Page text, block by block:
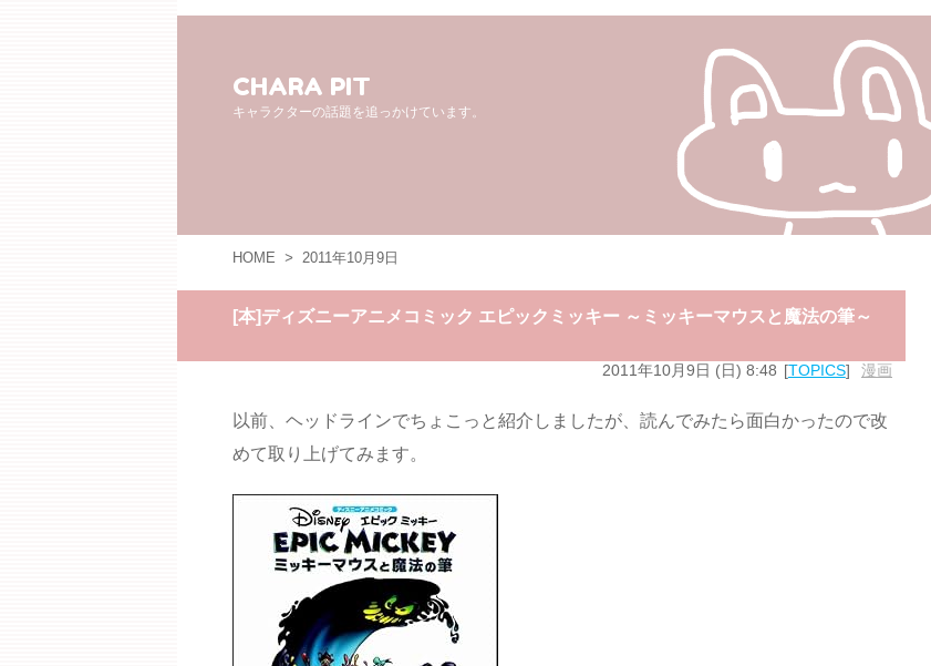
CHARA PIT
キャラクターの話題を追っかけています。
HOME > 2011年10月9日
[本]ディズニーアニメコミック エピックミッキー ～ミッキーマウスと魔法の筆～
2011年10月9日 (日) 8:48 TOPICS 漫画
以前、ヘッドラインでちょこっと紹介しましたが、読んでみたら面白かったので改
めて取り上げてみます。